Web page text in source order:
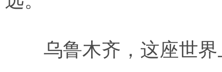
乌鲁木齐，这座世界